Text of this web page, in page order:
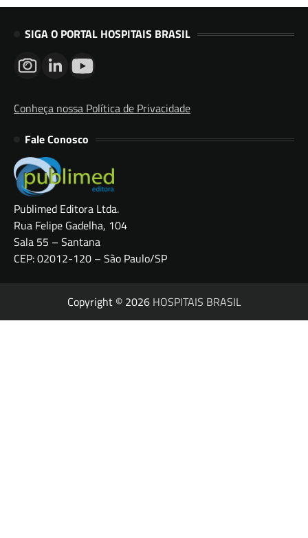
SIGA O PORTAL HOSPITAIS BRASIL
Conheça nossa Política de Privacidade
Fale Conosco
Publimed Editora Ltda.
Rua Felipe Gadelha, 104
Sala 55 – Santana
CEP: 02012-120 – São Paulo/SP
Copyright © 2026 HOSPITAIS BRASIL